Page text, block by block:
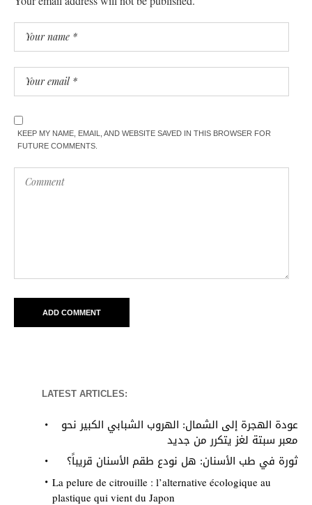
KEEP MY NAME, EMAIL, AND WEBSITE SAVED IN THIS BROWSER FOR
FUTURE COMMENTS.
LATEST ARTICLES:
عودة الهجرة إلى الشمال: الهروب الشبابي الكبير نحو
معبر سبتة لغز يتكرر من جديد
ثورة في طب الأسنان: هل نودع طقم الأسنان قريباً؟
La pelure de citrouille : l’alternative écologique au
plastique qui vient du Japon